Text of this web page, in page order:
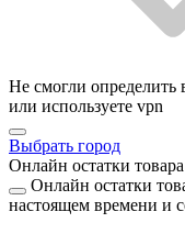
Не смогли
или используете vpn
Выбрать город
Онлайн остатки товара
Онлайн остатки
настоящем времени и